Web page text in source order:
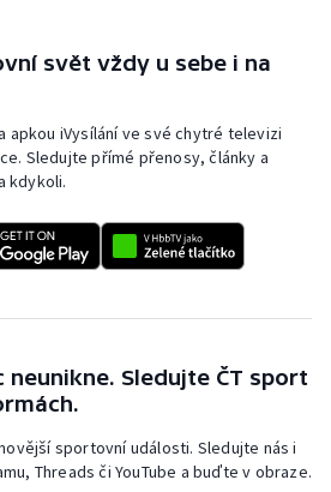
svět vždy u sebe i na
apkou iVysílání ve své chytré televizi
Sledujte přímé přenosy, články a
kdykoli.
neunikne. Sledujte ČT sport
sportovní události. Sledujte nás i
Threads či YouTube a buďte v obraze.